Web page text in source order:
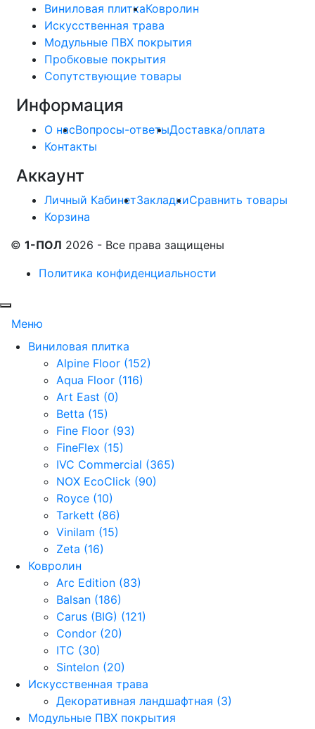
Виниловая плиткаКовролин
Искусственная трава
Модульные ПВХ покрытия
Пробковые покрытия
Сопутствующие товары
Информация
О насВопросы-ответыДоставка/оплата
Контакты
Аккаунт
Личный КабинетЗакладкиСравнить товары
Корзина
© 1-ПОЛ 2026 - Все права защищены
Политика конфиденциальности
Меню
Виниловая плитка
Alpine Floor (152)
Aqua Floor (116)
Art East (0)
Betta (15)
Fine Floor (93)
FineFlex (15)
IVC Commercial (365)
NOX EcoClick (90)
Royce (10)
Tarkett (86)
Vinilam (15)
Zeta (16)
Ковролин
Arc Edition (83)
Balsan (186)
Carus (BIG) (121)
Condor (20)
ITC (30)
Sintelon (20)
Искусственная трава
Декоративная ландшафтная (3)
Модульные ПВХ покрытия